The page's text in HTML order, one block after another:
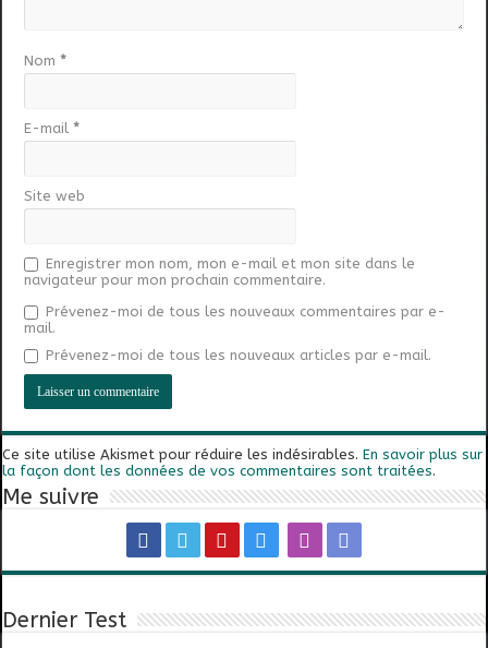
Nom *
E-mail *
Site web
Enregistrer mon nom, mon e-mail et mon site dans le
navigateur pour mon prochain commentaire.
Prévenez-moi de tous les nouveaux commentaires par e-
mail.
Prévenez-moi de tous les nouveaux articles par e-mail.
Ce site utilise Akismet pour réduire les indésirables.En savoir plus sur
la façon dont les données de vos commentaires sont traitées.
Me suivre
Dernier Test